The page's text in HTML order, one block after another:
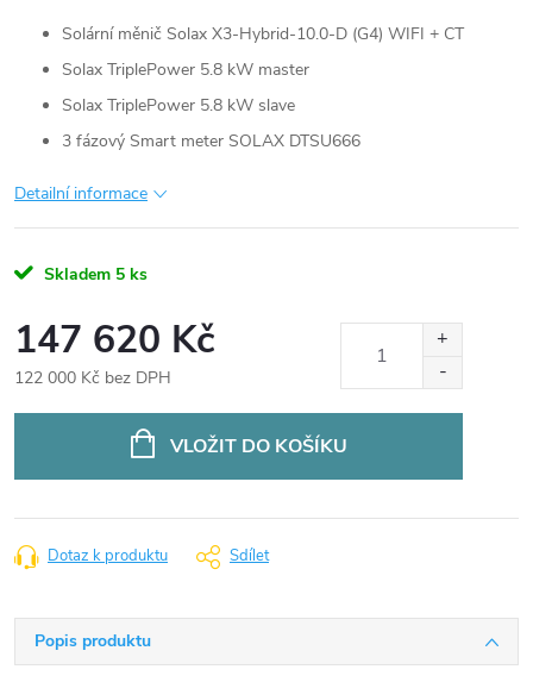
Solární měnič Solax X3-Hybrid-10.0-D (G4) WIFI + CT
Solax TriplePower 5.8 kW master
Solax TriplePower 5.8 kW slave
3 fázový Smart meter SOLAX DTSU666
Detailní informace
Skladem 5 ks
147 620 Kč
122 000 Kč bez DPH
VLOŽIT DO KOŠÍKU
Dotaz k produktu Sdílet
Popis produktu